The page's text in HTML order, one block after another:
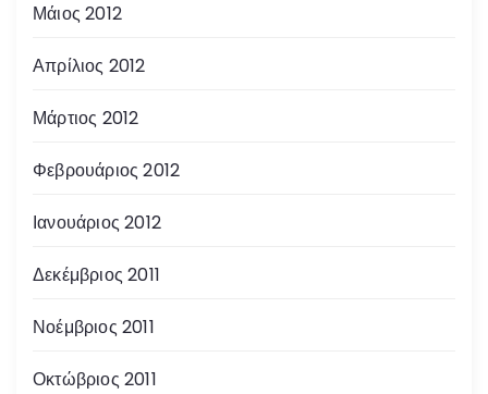
Μάιος 2012
Απρίλιος 2012
Μάρτιος 2012
Φεβρουάριος 2012
Ιανουάριος 2012
Δεκέμβριος 2011
Νοέμβριος 2011
Οκτώβριος 2011